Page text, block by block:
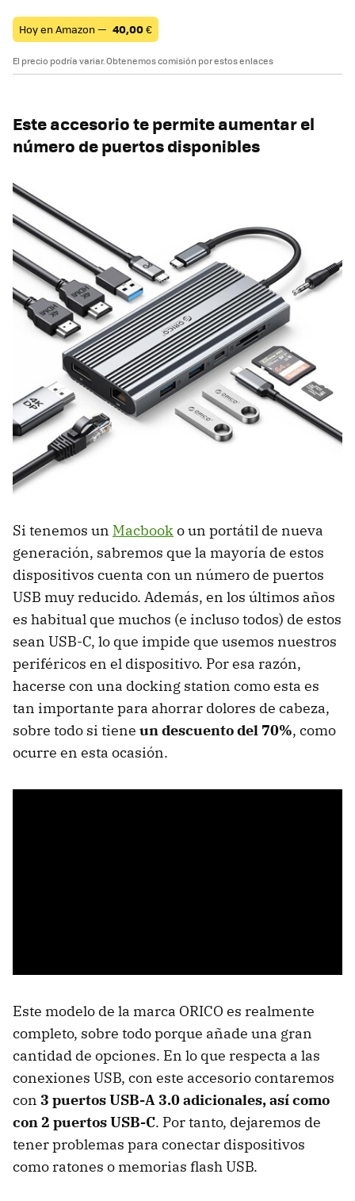
Hoy en Amazon — 40,00€
El precio podría variar. Obtenemos comisión por estos enlaces
Este accesorio te permite aumentar el
número de puertos disponibles
Si tenemos un Macbooko un portátil de nueva
generación, sabremos que la mayoría de estos
dispositivos cuenta con un número de puertos
USB muy reducido. Además, en los últimos años
es habitual que muchos (e incluso todos) de estos
sean USB-C, lo que impide que usemos nuestros
periféricos en el dispositivo. Por esa razón,
hacerse con una docking station como esta es
tan importante para ahorrar dolores de cabeza,
sobre todo si tiene un descuento del 70%, como
ocurre en esta ocasión.
Este modelo de la marca ORICO es realmente
completo, sobre todo porque añade una gran
cantidad de opciones. En lo que respecta a las
conexiones USB, con este accesorio contaremos
con 3 puertos USB-A 3.0 adicionales, así como
con 2 puertos USB-C. Por tanto, dejaremos de
tener problemas para conectar dispositivos
como ratones o memorias flash USB.